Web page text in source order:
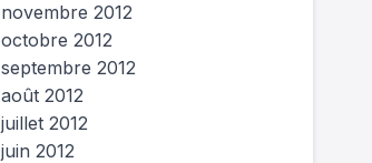
novembre 2012
octobre 2012
septembre 2012
août 2012
juillet 2012
juin 2012